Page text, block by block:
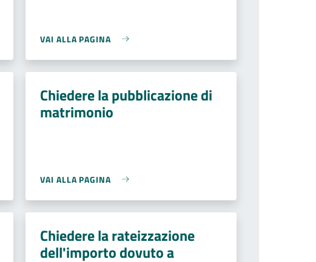
VAI ALLA PAGINA
Chiedere la pubblicazione di
matrimonio
VAI ALLA PAGINA
Chiedere la rateizzazione
dell'importo dovuto a